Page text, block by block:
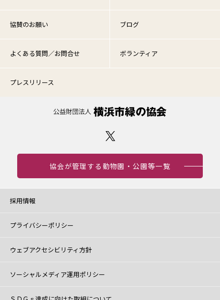
協賛のお願い ブログ
よくある質問／お問合せ ボランティア
プレスリリース
協会が管理する動物園・公園等一覧
採用情報
プライバシーポリシー
ウェブアクセシビリティ方針
ソーシャルメディア運用ポリシー